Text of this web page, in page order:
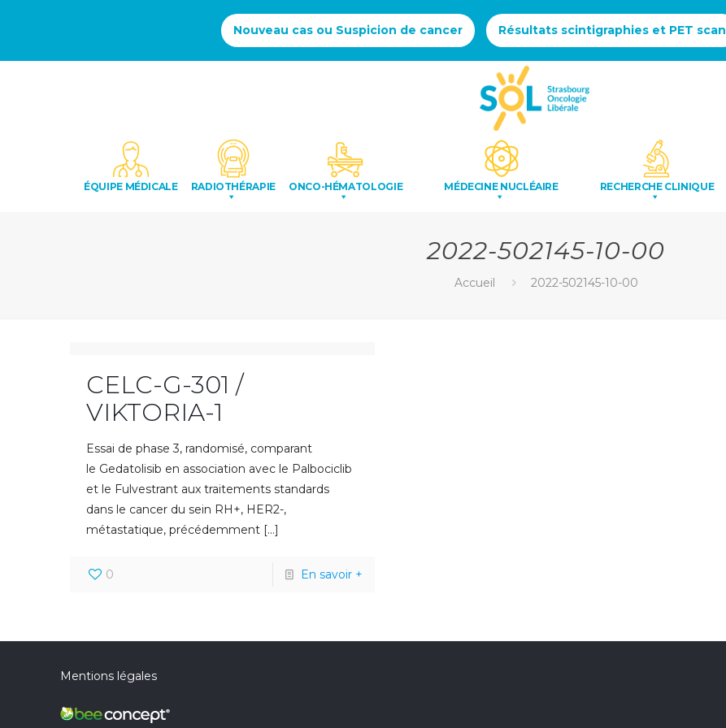
Nouveau cas ou Suspicion de cancer Résultats scintigraphies et PET scan
ÉQUIPE MÉDICALE RADIOTHÉRAPIE ONCO-HÉMATOLOGIE MÉDECINE NUCLÉAIRE RECHERCHE CLINIQUE
2022-502145-10-00
Accueil 2022-502145-10-00
CELC-G-301 /
VIKTORIA-1
Essai de phase 3, randomisé, comparant
le Gedatolisib en association avec le Palbociclib
et le Fulvestrant aux traitements standards
dans le cancer du sein RH+, HER2-,
métastatique, précédemment […]
0 En savoir +
Mentions légales